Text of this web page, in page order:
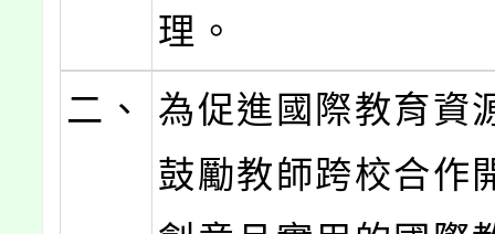
理。
二、
為促進國際教育資
鼓勵教師跨校合作